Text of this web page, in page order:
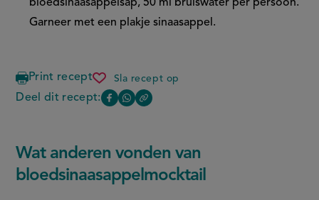
bloedsinaasappelsap, 50 ml bruiswater per persoon.
Garneer met een plakje sinaasappel.
Print recept Sla recept op
bloedsinaasappelmocktail
Deel dit recept:
Deel
pagina
Facebook
Deel
pagina
Copy
this
page
Wat anderen vonden van
bloedsinaasappelmocktail